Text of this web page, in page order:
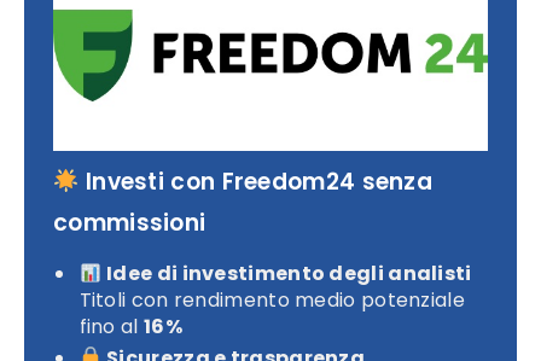
Investi con Freedom24 senza
commissioni
Idee di investimento degli analisti
Titoli con rendimento medio potenziale
fino al 16%